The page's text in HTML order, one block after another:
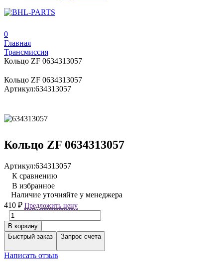
0
Главная
Трансмиссия
Кольцо ZF 0634313057
Кольцо ZF 0634313057
Артикул:634313057
Кольцо ZF 0634313057
Артикул:634313057
К сравнению
В избранное
Наличие уточняйте у менеджера
410 ₽ Предложить цену
В корзину
Быстрый заказ
Запрос счета
Написать отзыв